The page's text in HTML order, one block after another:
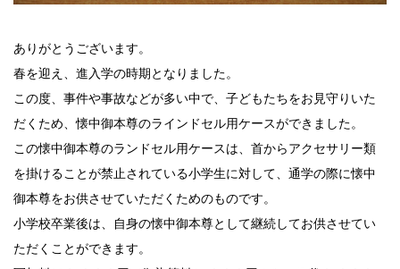
ありがとうございます。
春を迎え、進入学の時期となりました。
この度、事件や事故などが多い中で、子どもたちをお見守りいた
だくため、懐中御本尊のラインドセル用ケースができました。
この懐中御本尊のランドセル用ケースは、首からアクセサリー類
を掛けることが禁止されている小学生に対して、通学の際に懐中
御本尊をお供させていただくためのものです。
小学校卒業後は、自身の懐中御本尊として継続してお供させてい
ただくことができます。